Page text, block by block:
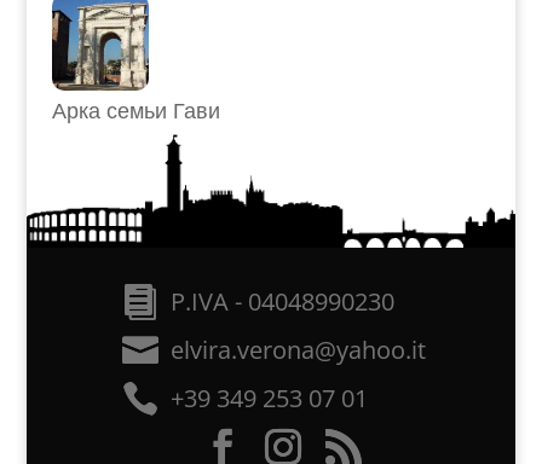
Арка семьи Гави
P.IVA - 04048990230
elvira.verona@yahoo.it
+39 349 253 07 01